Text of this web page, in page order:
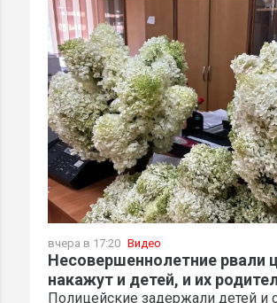
вчера в 17:20 Видео
Несовершеннолетние рвали
накажут и детей, и их
Полицейские задержали детей и